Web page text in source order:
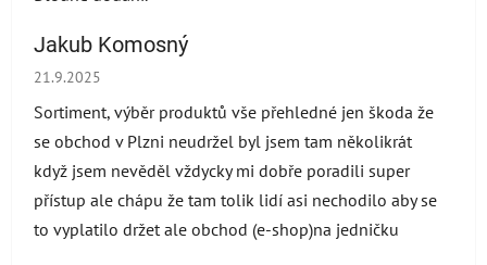
Jakub Komosný
Hodnocení obchodu je 5 z 5 hvězdiček.
21.9.2025
Sortiment, výběr produktů vše přehledné jen škoda že
se obchod v Plzni neudržel byl jsem tam několikrát
když jsem nevěděl vždycky mi dobře poradili super
přístup ale chápu že tam tolik lidí asi nechodilo aby se
to vyplatilo držet ale obchod (e-shop)na jedničku